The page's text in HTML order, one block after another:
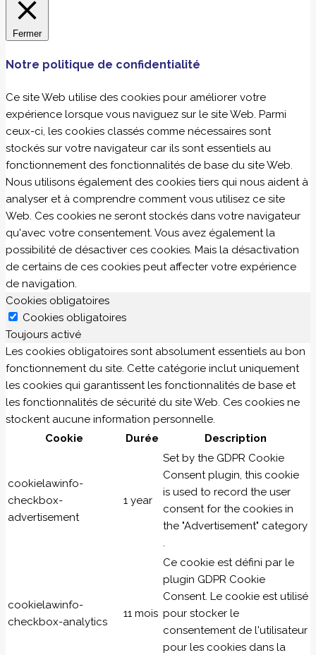
Fermer
Notre politique de confidentialité
Ce site Web utilise des cookies pour améliorer votre
expérience lorsque vous naviguez sur le site Web. Parmi
ceux-ci, les cookies classés comme nécessaires sont
stockés sur votre navigateur car ils sont essentiels au
fonctionnement des fonctionnalités de base du site Web.
Nous utilisons également des cookies tiers qui nous aident à
analyser et à comprendre comment vous utilisez ce site
Web. Ces cookies ne seront stockés dans votre navigateur
qu'avec votre consentement. Vous avez également la
possibilité de désactiver ces cookies. Mais la désactivation
de certains de ces cookies peut affecter votre expérience
de navigation.
Cookies obligatoires
Cookies obligatoires
Toujours activé
Les cookies obligatoires sont absolument essentiels au bon
fonctionnement du site. Cette catégorie inclut uniquement
les cookies qui garantissent les fonctionnalités de base et
les fonctionnalités de sécurité du site Web. Ces cookies ne
stockent aucune information personnelle.
Cookie
Durée Description
cookielawinfo-
checkbox-
advertisement
1 year
Set by the GDPR Cookie
Consent plugin, this cookie
is used to record the user
consent for the cookies in
the "Advertisement" category
.
cookielawinfo-
checkbox-analytics
11 mois
Ce cookie est défini par le
plugin GDPR Cookie
Consent. Le cookie est utilisé
pour stocker le
consentement de l'utilisateur
pour les cookies dans la